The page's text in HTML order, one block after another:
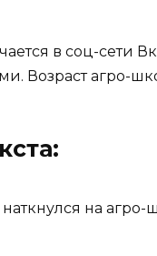
в соц-сети
Возраст агро-
на